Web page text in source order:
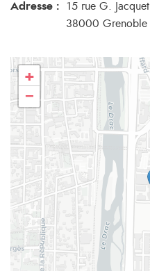
Adresse :
15 rue G. Jacquet
38000 Grenoble
+
−